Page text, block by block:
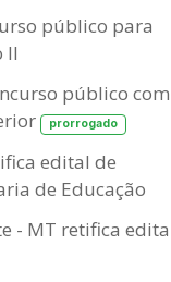
público para
II
público com
prorrogado
edital de
de Educação
- MT retifica